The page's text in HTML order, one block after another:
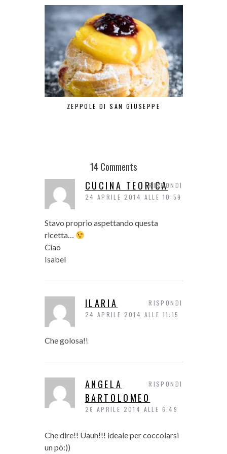
ZEPPOLE DI SAN GIUSEPPE
14 Comments
CUCINA TEORICA
24 APRILE 2014 ALLE 10:59
Stavo proprio aspettando questa
ricetta…
Ciao
Isabel
RISPONDI
ILARIA
24 APRILE 2014 ALLE 11:15
Che golosa!!
RISPONDI
ANGELA
BARTOLOMEO
26 APRILE 2014 ALLE 6:49
Che dire!! Uauh!!! ideale per coccolarsi
un pò:))
RISPONDI